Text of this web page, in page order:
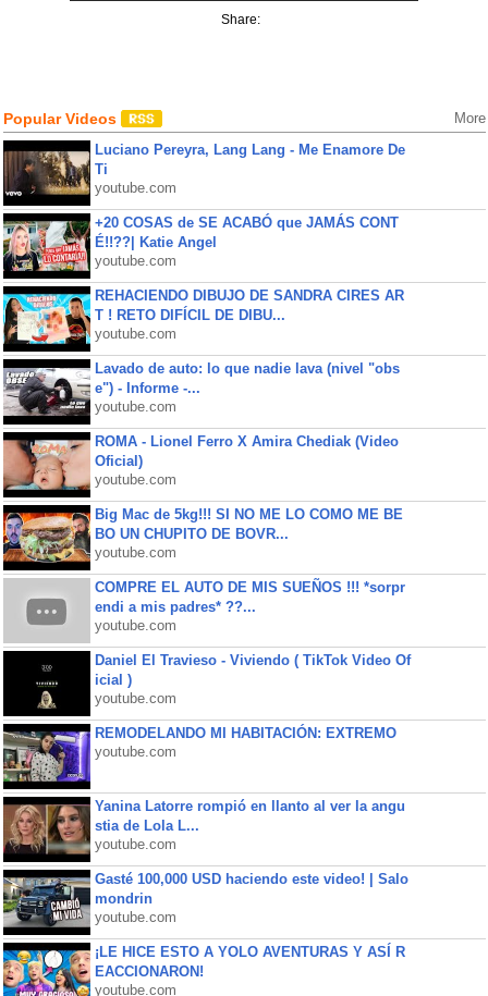
Share:
Popular Videos More
Luciano Pereyra, Lang Lang - Me Enamore De
Ti
youtube.com
+20 COSAS de SE ACABÓ que JAMÁS CONT
É!!??| Katie Angel
youtube.com
REHACIENDO DIBUJO DE SANDRA CIRES AR
T ! RETO DIFÍCIL DE DIBU...
youtube.com
Lavado de auto: lo que nadie lava (nivel "obs
e") - Informe -...
youtube.com
ROMA - Lionel Ferro X Amira Chediak (Video
Oficial)
youtube.com
Big Mac de 5kg!!! SI NO ME LO COMO ME BE
BO UN CHUPITO DE BOVR...
youtube.com
COMPRE EL AUTO DE MIS SUEÑOS !!! *sorpr
endi a mis padres* ??...
youtube.com
Daniel El Travieso - Viviendo ( TikTok Video Of
icial )
youtube.com
REMODELANDO MI HABITACIÓN: EXTREMO
youtube.com
Yanina Latorre rompió en llanto al ver la angu
stia de Lola L...
youtube.com
Gasté 100,000 USD haciendo este video! | Salo
mondrin
youtube.com
¡LE HICE ESTO A YOLO AVENTURAS Y ASÍ R
EACCIONARON!
youtube.com